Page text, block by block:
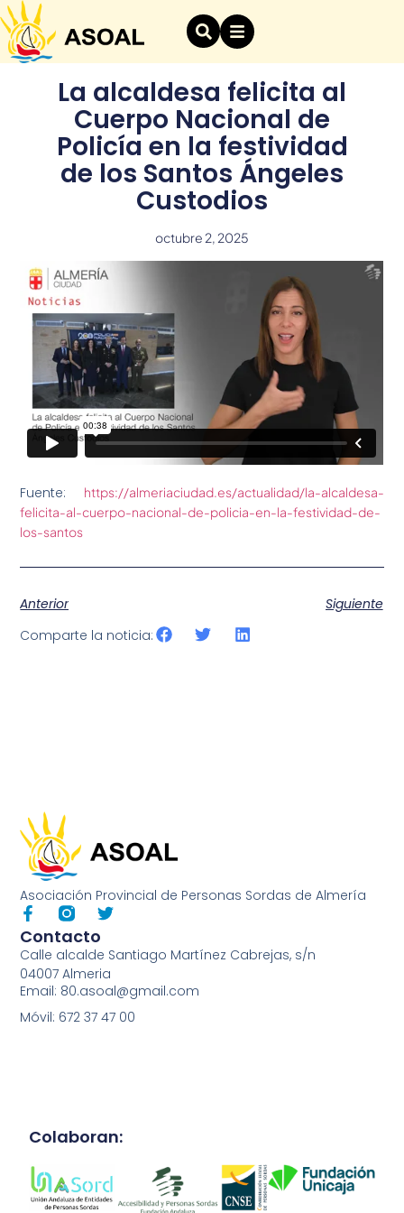
La alcaldesa felicita al
Cuerpo Nacional de
Policía en la festividad
de los Santos Ángeles
Custodios
octubre 2, 2025
Fuente:
https://almeriaciudad.es/actualidad/la-alcaldesa-
felicita-al-cuerpo-nacional-de-policia-en-la-festividad-de-
los-santos
Anterior
Siguiente
Comparte la noticia:
Asociación Provincial de Personas Sordas de Almería
Contacto
Calle alcalde Santiago Martínez Cabrejas, s/n
04007 Almeria
Email: 80.asoal@gmail.com
Móvil: 672 37 47 00
Colaboran: